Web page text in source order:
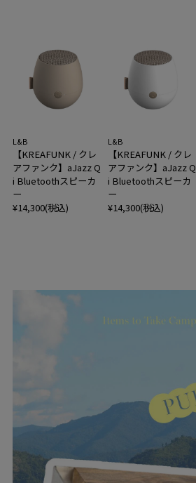
L&B
【KREAFUNK / クレ
アファンク】aJazz Q
i Bluetoothスピーカ
ー
¥14,300(税込)
L&B
【KREAFUNK / クレ
アファンク】aJazz Q
i Bluetoothスピーカ
ー
¥14,300(税込)